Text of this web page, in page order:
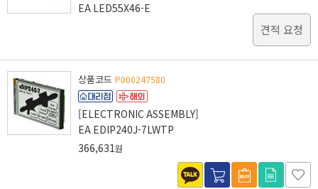
EA LED55X46-E
견적 요청
상품코드 P000247580
[ELECTRONIC ASSEMBLY]
EA EDIP240J-7LWTP
366,631원